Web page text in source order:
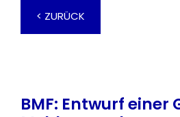
< ZURÜCK
BMF: Entwurf einer